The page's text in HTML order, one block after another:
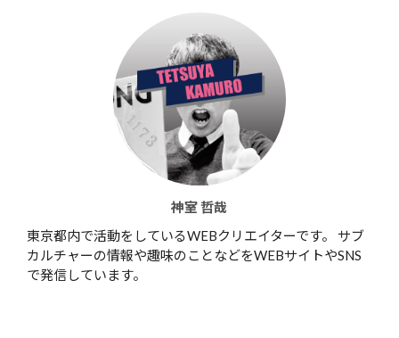
神室 哲哉
東京都内で活動をしているWEBクリエイターです。 サブ
カルチャーの情報や趣味のことなどをWEBサイトやSNS
で発信しています。